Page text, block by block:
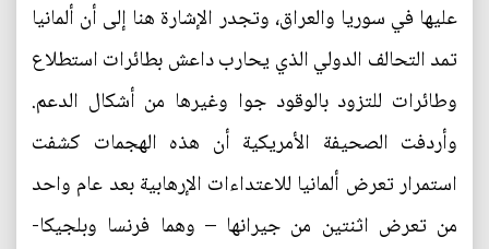
عليها في سوريا والعراق، وتجدر الإشارة هنا إلى أن ألمانيا
تمد التحالف الدولي الذي يحارب داعش بطائرات استطلاع
وطائرات للتزود بالوقود جوا وغيرها من أشكال الدعم.
وأردفت الصحيفة الأمريكية أن هذه الهجمات كشفت
استمرار تعرض ألمانيا للاعتداءات الإرهابية بعد عام واحد
من تعرض اثنتين من جيرانها – وهما فرنسا وبلجيكا-